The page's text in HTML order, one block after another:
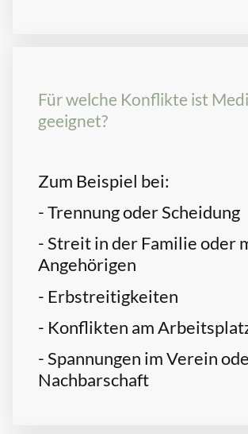
Für welche Konflikte ist
geeignet?
Zum Beispiel bei:
- Trennung oder Scheidung
- Streit in der Familie oder
Angehörigen
- Erbstreitigkeiten
- Konflikten am
- Spannungen im Verein
Nachbarschaft